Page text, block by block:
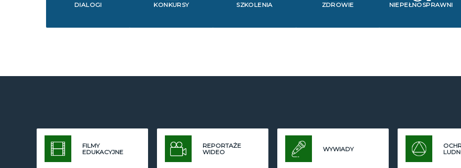
DIALOGI KONKURSY SZKOLENIA ZDROWIE NIEPEŁNOSPRAWNI
FILMY
EDUKACYJNE
REPORTAŻE
WIDEO
WYWIADY